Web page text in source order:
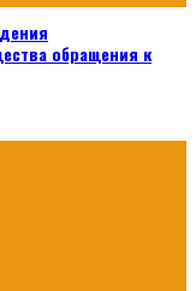
обращения к